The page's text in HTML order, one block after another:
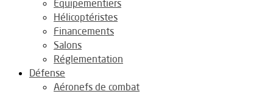
Equipementiers
Hélicoptéristes
Financements
Salons
Réglementation
Défense
Aéronefs de combat